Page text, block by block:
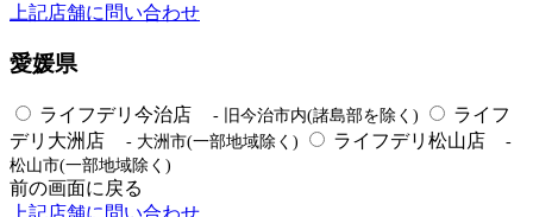
上記店舗に問い合わせ
愛媛県
ライフデリ今治店 - 旧今治市内(諸島部を除く)
ライフ
デリ大洲店
- 大洲市(一部地域除く) ライフデリ松山店
-
松山市(一部地域除く)
前の画面に戻る
上記店舗に問い合わせ